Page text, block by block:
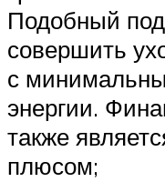
Подобный
совершить
с
энергии.
также
плюсом;